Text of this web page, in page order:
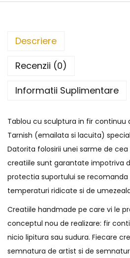
Descriere
Recenzii (0)
Informatii Suplimentare
Tablou cu sculptura in fir continuu
Tarnish (emailata si lacuita)
Datorita folosirii unei sarme de
creatiile sunt garantate impotriva
protectia suportului se recomanda
temperaturi ridicate si de
Creatiile handmade pe care vi le
conceptul nou de realizare: fir
nicio lipitura sau sudura. Fiecare
semnatura de artist si de